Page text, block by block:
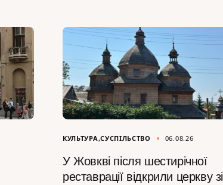
КУЛЬТУРА СУСПІЛЬСТВО 06.08.26
У Жовкві після шестирічної
реставрації відкрили церкву зі